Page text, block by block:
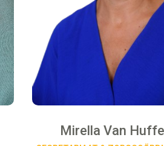
Mirella Van Huffel